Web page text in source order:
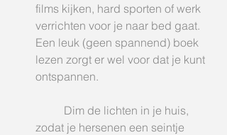
films kijken, hard sporten of werk
verrichten voor je naar bed gaat.
Een leuk (geen spannend) boek
lezen zorgt er wel voor dat je kunt
ontspannen.
zodat je hersenen een seintje